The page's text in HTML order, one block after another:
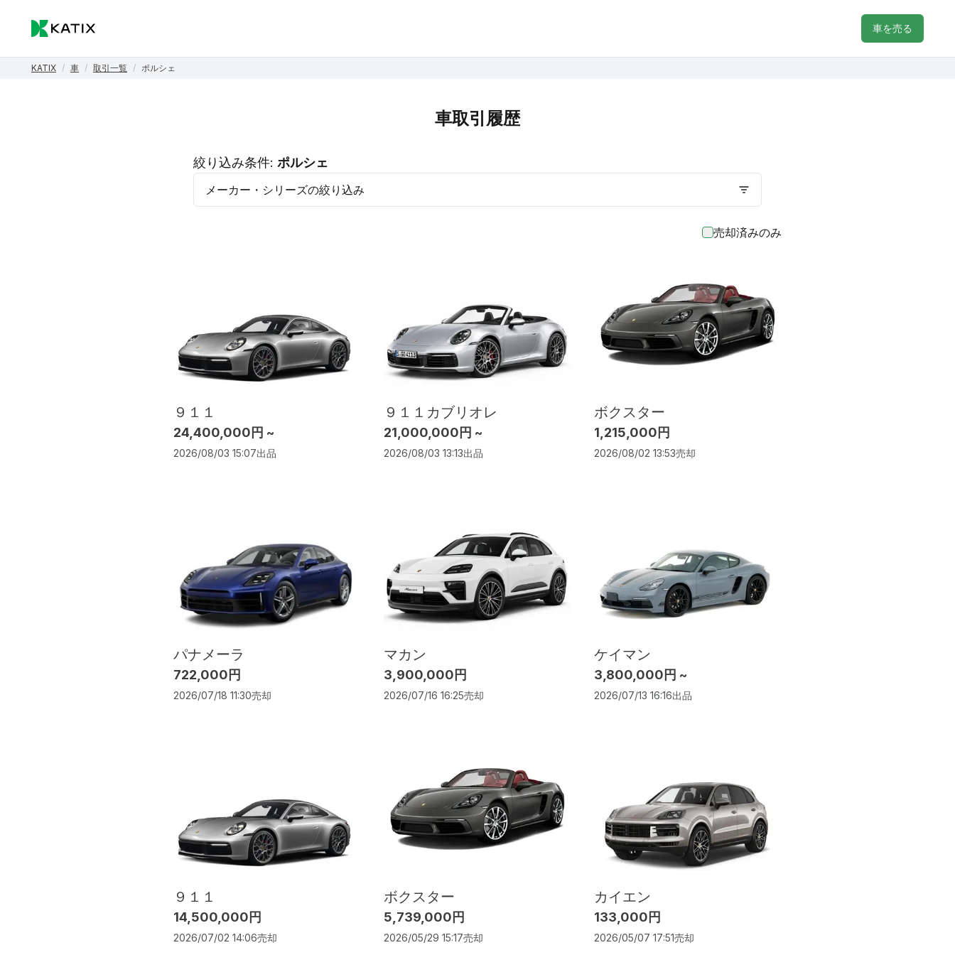
車を売る
KATIX / 車 / 取引一覧 / ポルシェ
車取引履歴
絞り込み条件: ポルシェ
メーカー・シリーズの絞り込み
売却済みのみ
９１１
24,400,000円 ~
2026/08/03 15:07出品
９１１カブリオレ
21,000,000円 ~
2026/08/03 13:13出品
ボクスター
1,215,000円
2026/08/02 13:53売却
パナメーラ
722,000円
2026/07/18 11:30売却
マカン
3,900,000円
2026/07/16 16:25売却
ケイマン
3,800,000円 ~
2026/07/13 16:16出品
９１１
14,500,000円
2026/07/02 14:06売却
ボクスター
5,739,000円
2026/05/29 15:17売却
カイエン
133,000円
2026/05/07 17:51売却